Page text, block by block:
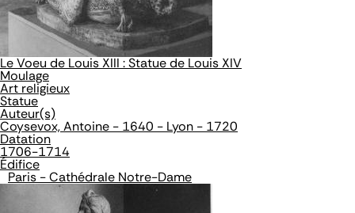
Le Voeu de Louis XIII : Statue de Louis XIV
Moulage
Art religieux
Statue
Auteur(s)
Coysevox, Antoine - 1640 - Lyon - 1720
Datation
1706-1714
Édifice
Paris - Cathédrale Notre-Dame